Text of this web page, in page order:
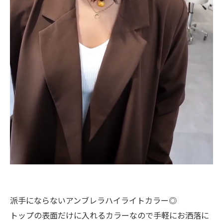
派手にならないアンブレラハイライトカラー◎
トップの表面だけに入れるカラーなので手軽にお洒落に